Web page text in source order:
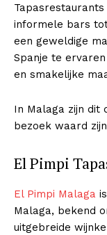
informele bars
een geweldige
Spanje te
en smakelijke
In Malaga zijn dit
bezoek waard
El Pimpi
El Pimpi Malaga
Malaga, bekend
uitgebreide